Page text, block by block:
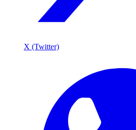
X (Twitter)